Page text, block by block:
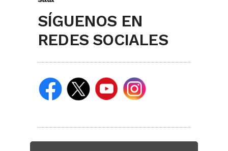
SÍGUENOS EN
REDES SOCIALES